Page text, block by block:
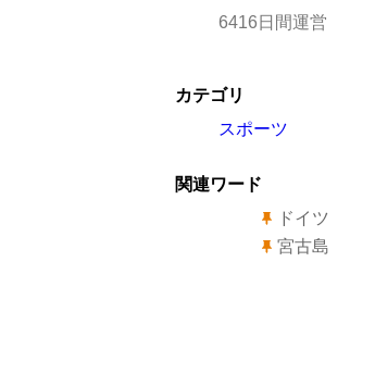
6416日間運営
カテゴリ
スポーツ
関連ワード
ドイツ
宮古島